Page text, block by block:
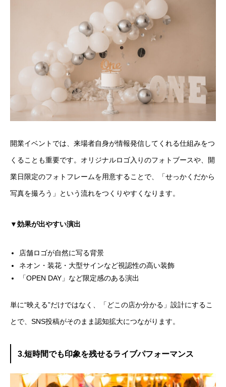
開業イベントでは、来場者自身が情報発信してくれる仕組みをつ
くることも重要です。オリジナルロゴ入りのフォトブースや、開
業日限定のフォトフレームを用意することで、「せっかくだから
写真を撮ろう」という流れをつくりやすくなります。
▼効果が出やすい演出
店舗ロゴが自然に写る背景
ネオン・装花・大型サインなど視認性の高い装飾
「OPEN DAY」など限定感のある演出
単に“映える”だけではなく、「どこの店か分かる」設計にするこ
とで、SNS投稿がそのまま認知拡大につながります。
3.短時間でも印象を残せるライブパフォーマンス